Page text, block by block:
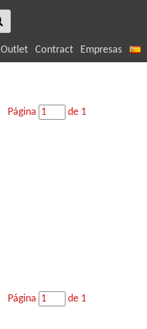
Outlet Contract Empresas
Página de 1
Página de 1